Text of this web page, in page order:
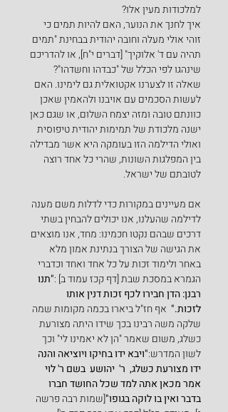
למלכודות מעין אלו?
איך לחנך את הנוער, האם להיות תמים כי
זוהי אולי מעלה וחובה יהודית בבחינת "תמים
תהיה עם ד' אלוקיך" [דברים י"ח], או להדריכם
שינהגו לפי הכלל של "כבדהו וחשדהו"?
שאלה זו לצערנו אקטואלית גם לימינו. האם
לעשות הסכמים עם אויבנו ולהאמין שאכן
כוונתם טובה ומזה יצמח השלום, או שגם כאן
ישנה מלכודת של תמימות יהודית טיפוסית
ואולי הדילמה הזו בעומקה היא אשר מבדילה
בין המפלגות השונות, שהרי כל אחד רוצה
לטובתם של ישראל.
אם מעיינים במקורות כדי לדלות משם מענה
לדילמה שהעלנו, אנו יכולים להבחין בשתי
דרכים שבהם נקטו חכמינו: מחד, אנו מוצאים
את הגישה של הצורך בנתינת אמון מלא
באחר ולימוד זכות על כל אחד ואחד וכדברי
הגמרא במסכת שבת [דף קכז עמוד ב] :"תנו
רבנן: הדן חבירו לכף זכות דנין אותו
לזכות." אף חז"ל ביארו בכמה מקומות שמה
שלקה משה רבינו בכך שידו היתה מצורעת
כשלג, משום שאמר "הן לא יאמינו לי" וכך
לשון המדרש:"ויבא ידו בחיקו ויוציאה והנה
ידו מצורעת כשלג,  ר'  יהושע  בשם ר' לוי
אמר מכאן אתה למד שכל החושד חברו
בדבר ואין בו לוקה בגופו"[שמות רבה פרשה